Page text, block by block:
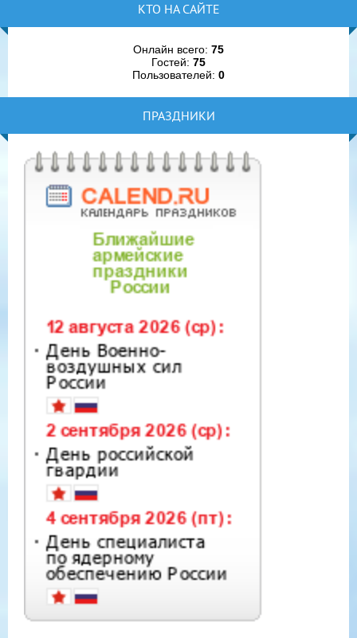
КТО НА САЙТЕ
Онлайн всего: 75
Гостей: 75
Пользователей: 0
ПРАЗДНИКИ